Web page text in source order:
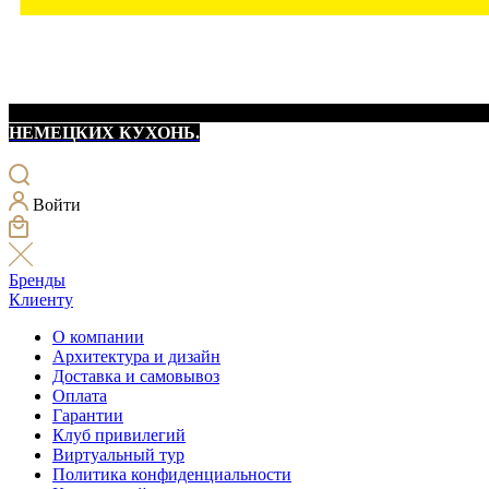
НЕМЕЦКИХ КУХОНЬ.
Войти
Бренды
Клиенту
О компании
Архитектура и дизайн
Доставка и самовывоз
Оплата
Гарантии
Клуб привилегий
Виртуальный тур
Политика конфиденциальности